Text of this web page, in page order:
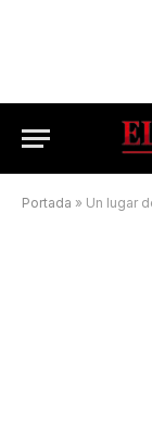
Portada » Un lugar